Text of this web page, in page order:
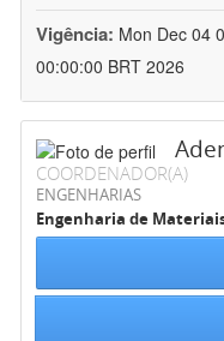
Vigência: Mon Dec 04
00:00:00 BRT 2026
COORDENADOR(A)
ENGENHARIAS
Engenharia de